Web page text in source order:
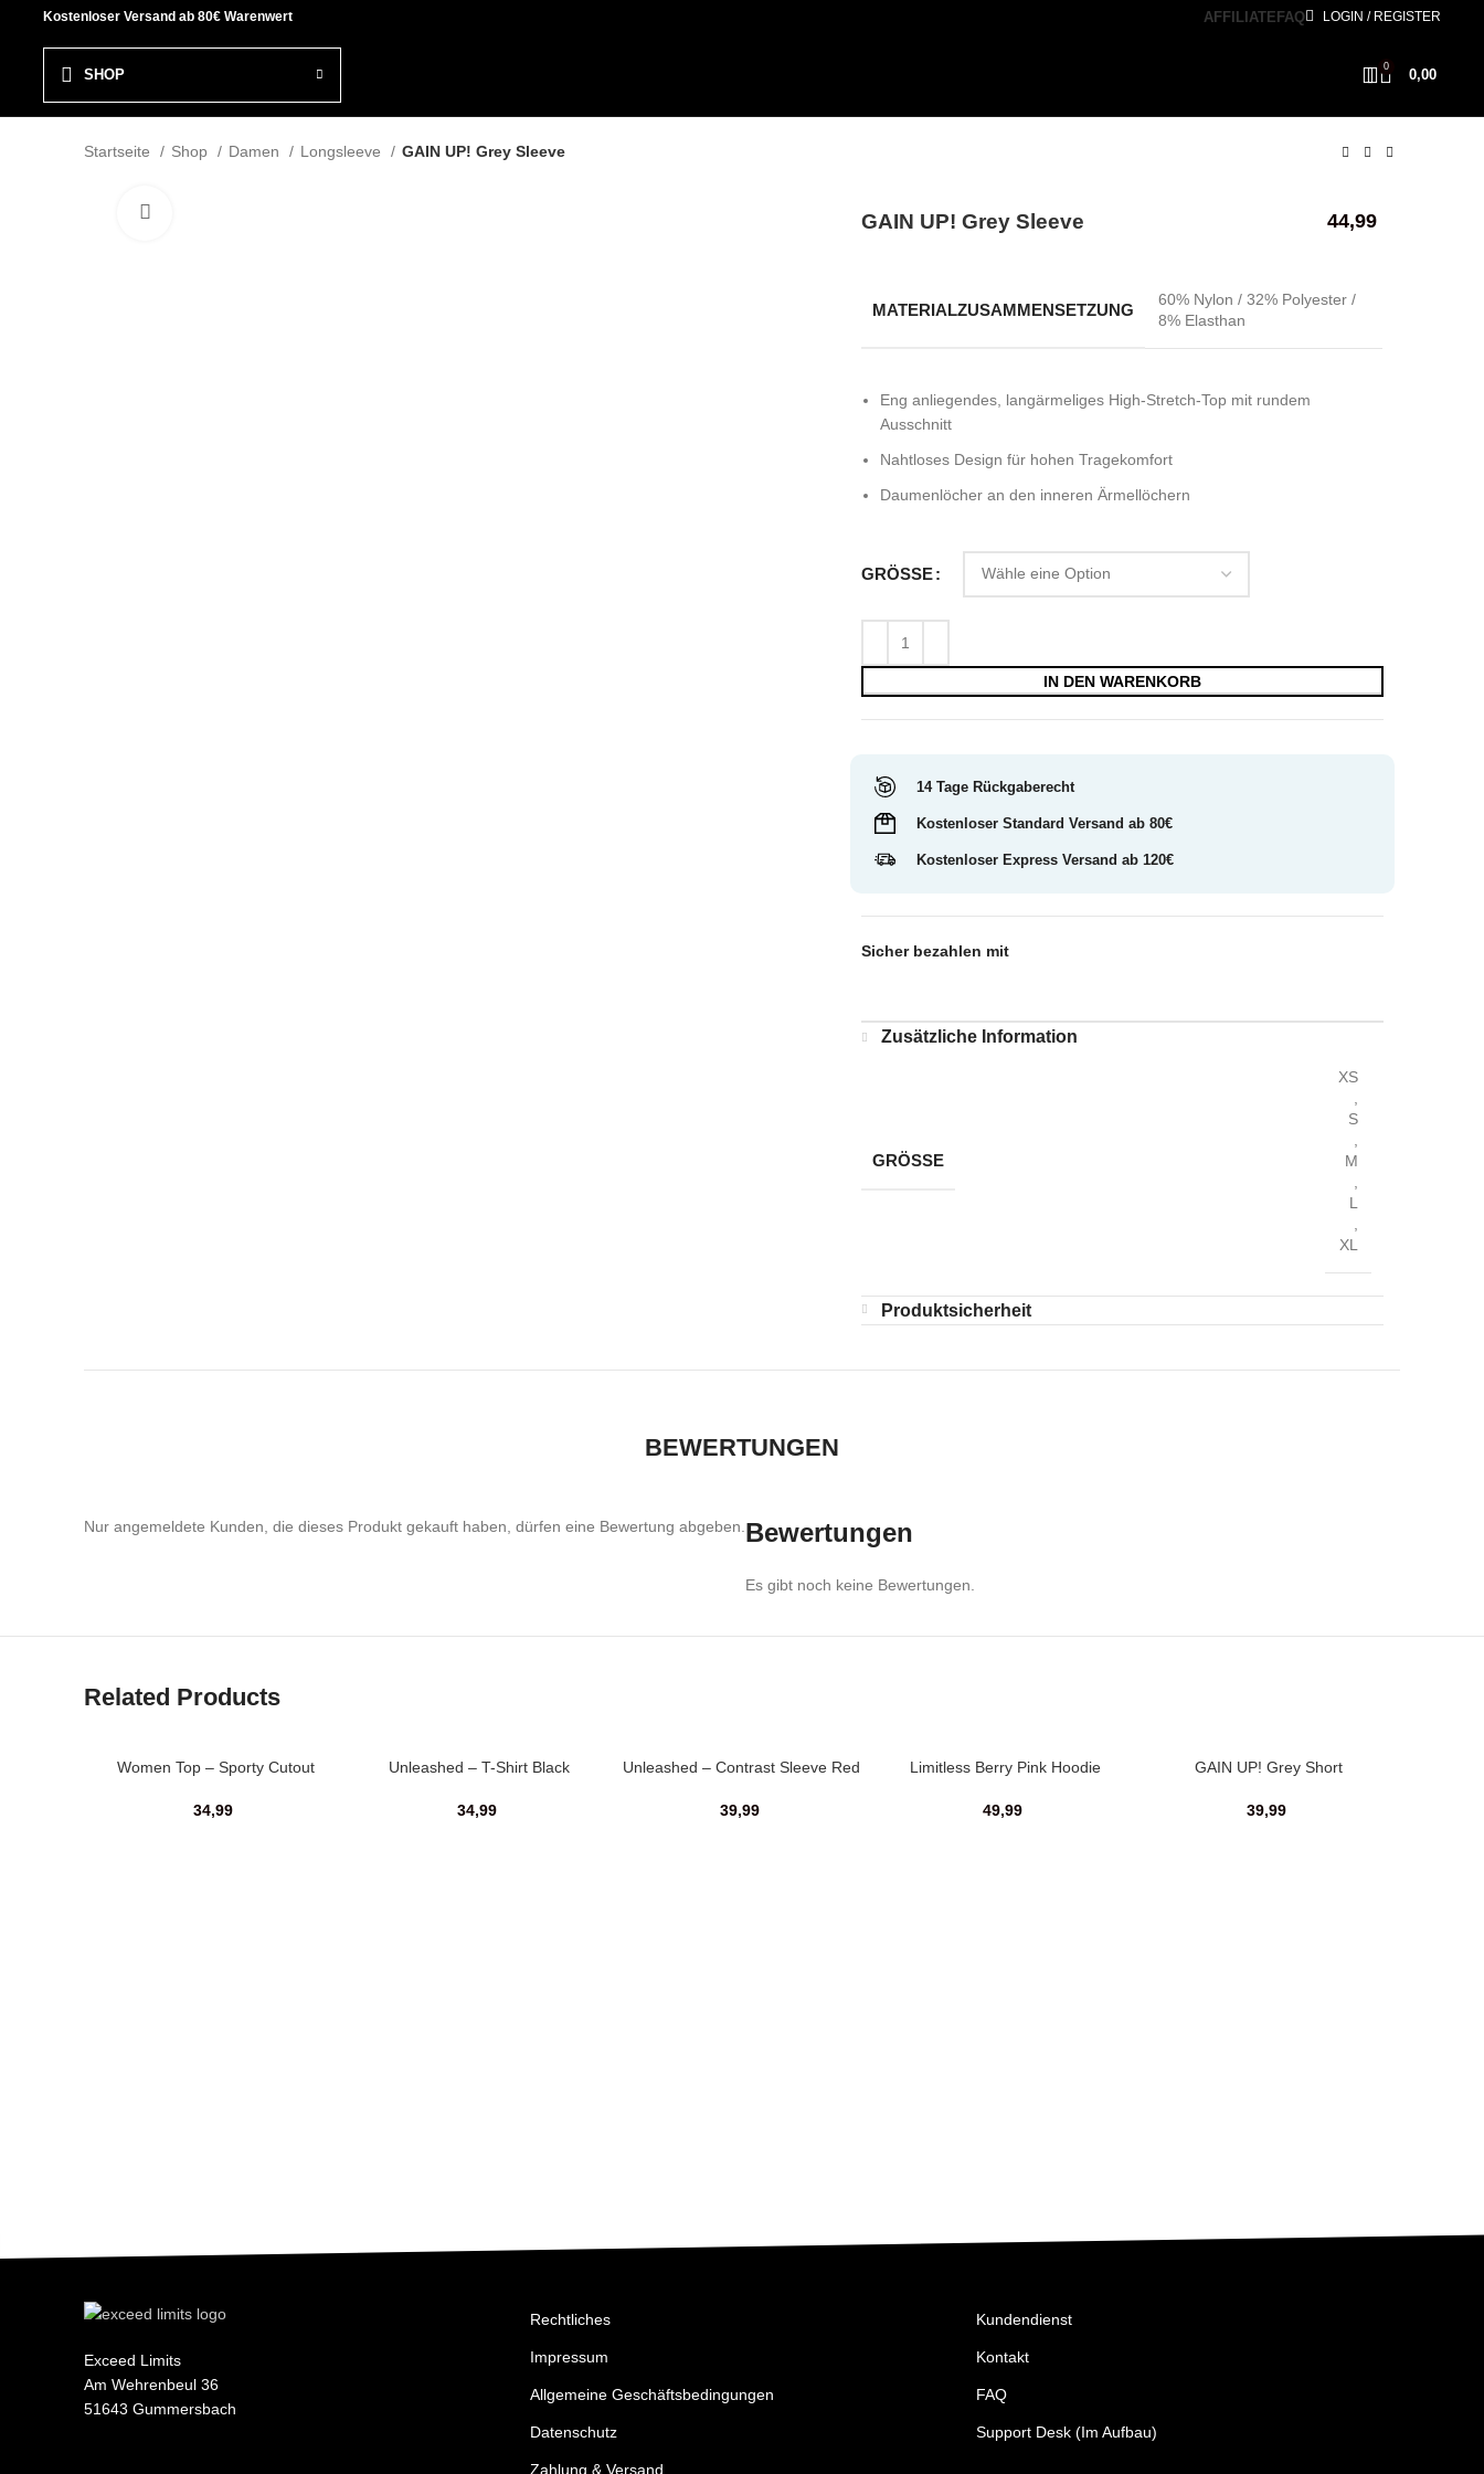
Kostenloser Versand ab 80€ Warenwert AFFILIATEFAQ LOGIN / REGISTER
SHOP
0
0,00
Startseite Shop Damen Longsleeve GAIN UP! Grey Sleeve
GAIN UP! Grey Sleeve 44,99
MATERIALZUSAMMENSETZUNG
60% Nylon / 32% Polyester /
8% Elasthan
Eng anliegendes, langärmeliges High-Stretch-Top mit rundem
Ausschnitt
Nahtloses Design für hohen Tragekomfort
Daumenlöcher an den inneren Ärmellöchern
GRÖSSE
IN DEN WARENKORB
14 Tage Rückgaberecht
Kostenloser Standard Versand ab 80€
Kostenloser Express Versand ab 120€
Sicher bezahlen mit
Zusätzliche Information
GRÖSSE
XS
S
M
L
XL
Produktsicherheit
BEWERTUNGEN
Bewertungen
Es gibt noch keine Bewertungen.
Nur angemeldete Kunden, die dieses Produkt gekauft haben, dürfen eine Bewertung abgeben.
Related Products
Women Top – Sporty Cutout
34,99
Unleashed – T-Shirt Black
34,99
Unleashed – Contrast Sleeve Red
39,99
Limitless Berry Pink Hoodie
49,99
GAIN UP! Grey Short
39,99
Exceed Limits
Am Wehrenbeul 36
51643 Gummersbach
Rechtliches
Impressum
Allgemeine Geschäftsbedingungen
Datenschutz
Zahlung & Versand
Kundendienst
Kontakt
FAQ
Support Desk (Im Aufbau)